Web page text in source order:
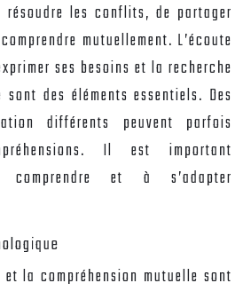
résoudre les conflits, de partager
mutuellement. L’écoute
ses besoins et la recherche
des éléments essentiels. Des
différents peuvent parfois
Il est important
et à s’adapter
et la compréhension mutuelle sont